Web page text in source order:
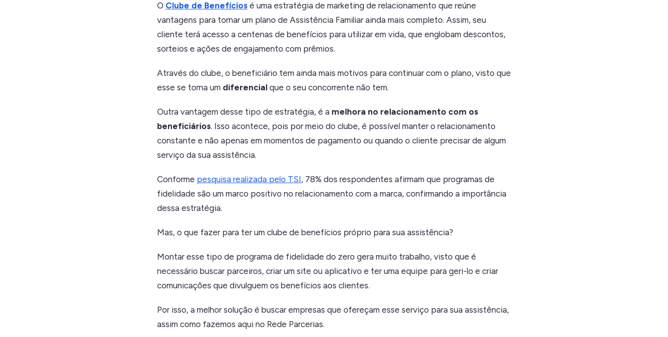
O Clube de Benefícios é uma estratégia de marketing de relacionamento que reúne
vantagens para tornar um plano de Assistência Familiar ainda mais completo. Assim, seu
cliente terá acesso a centenas de benefícios para utilizar em vida, que englobam descontos,
sorteios e ações de engajamento com prêmios.
Através do clube, o beneficiário tem ainda mais motivos para continuar com o plano, visto que
esse se torna um diferencial que o seu concorrente não tem.
Outra vantagem desse tipo de estratégia, é a melhora no relacionamento com os
beneficiários. Isso acontece, pois por meio do clube, é possível manter o relacionamento
constante e não apenas em momentos de pagamento ou quando o cliente precisar de algum
serviço da sua assistência.
Conforme pesquisa realizada pelo TSI, 78% dos respondentes afirmam que programas de
fidelidade são um marco positivo no relacionamento com a marca, confirmando a importância
dessa estratégia.
Mas, o que fazer para ter um clube de benefícios próprio para sua assistência?
Montar esse tipo de programa de fidelidade do zero gera muito trabalho, visto que é
necessário buscar parceiros, criar um site ou aplicativo e ter uma equipe para geri-lo e criar
comunicações que divulguem os benefícios aos clientes.
Por isso, a melhor solução é buscar empresas que ofereçam esse serviço para sua assistência,
assim como fazemos aqui no Rede Parcerias.